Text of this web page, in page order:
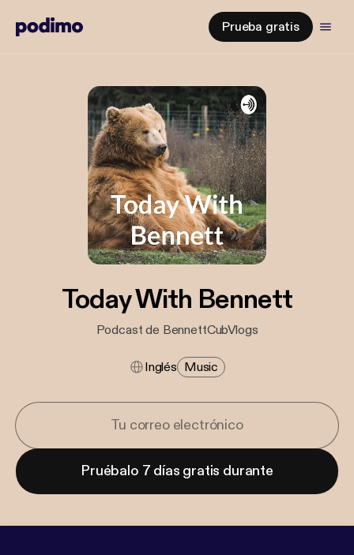
Prueba gratis
Today With Bennett
Podcast de BennettCubVlogs
Inglés Music
Pruébalo 7 días gratis durante